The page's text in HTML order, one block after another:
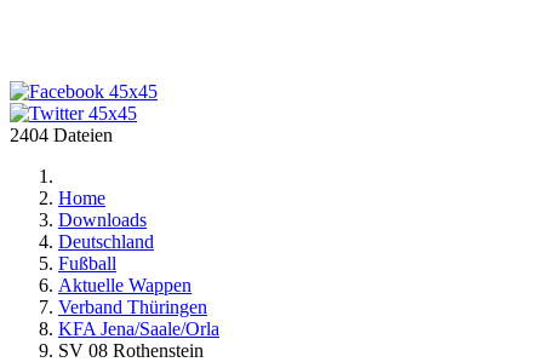
2404 Dateien
Home
Downloads
Deutschland
Fußball
Aktuelle Wappen
Verband Thüringen
KFA Jena/Saale/Orla
SV 08 Rothenstein